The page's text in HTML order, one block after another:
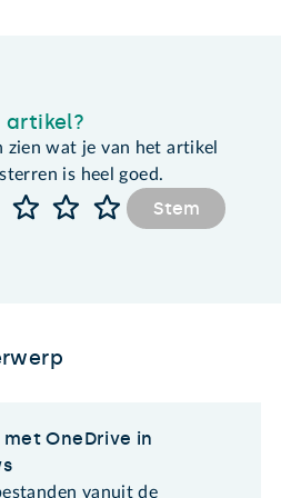
artikel?
wat je van het artikel
is heel goed.
Stem
met OneDrive in
vanuit de